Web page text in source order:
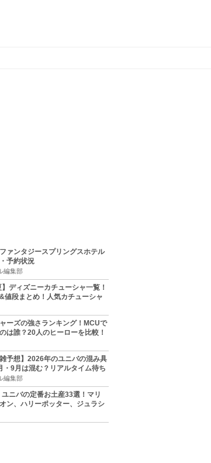
ファンタジースプリングスホテル
予約状況
編集部
】ディズニーカチューシャ一覧！
値段まとめ！人気カチューシャ
ーズの強さランキング！MCUで
は誰？20人のヒーローを比較！
雑予想】2026年のユニバの混み具
・9月は混む？リアルタイム待ち
も
編集部
ユニバの定番お土産33選！マリ
ン、ハリーポッター、ジュラシ
、セサミ、SINGなどのグッズ情